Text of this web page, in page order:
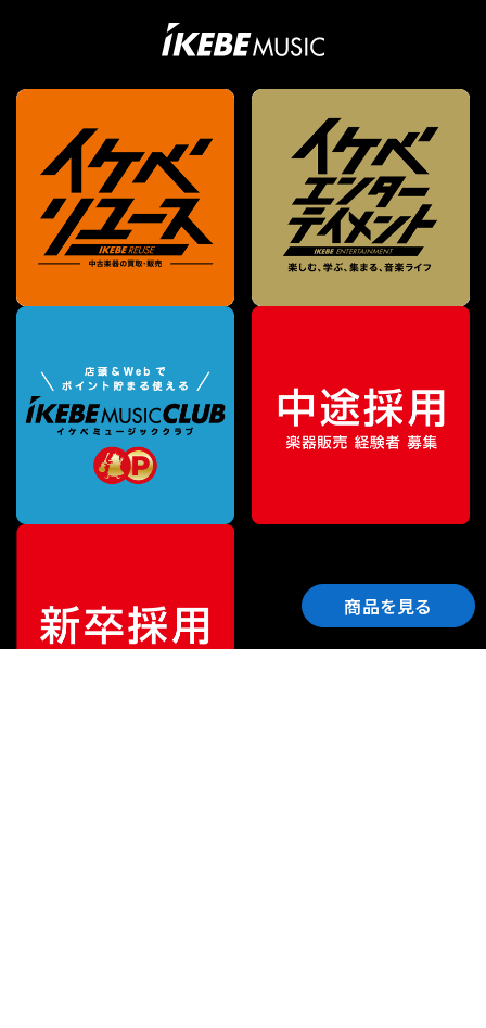
商品を見る